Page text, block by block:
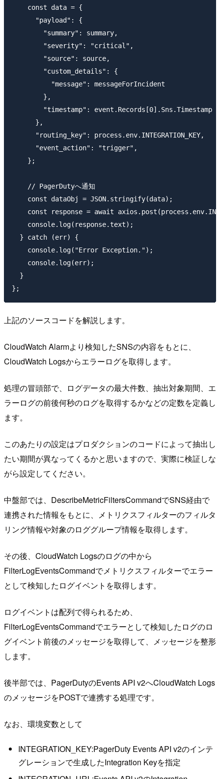
    const data = {
      "payload": {
        "summary": summary,
        "severity": "critical",
        "source": source,
        "custom_details": {
          "message": messageForIncident
        },
        "timestamp": event.Records[0].Sns.Timestamp
      },
      "routing_key": process.env.INTEGRATION_KEY,
      "event_action": "trigger",
    };
    // PagerDutyへ通知
    const dataObj = JSON.stringify(data);
const response = await
    console.log(response.text);
  } catch (err) {
    console.log("Error Exception.");
    console.log(err);
  }
上記のソースコードを解説します。
CloudWatch Alarmより検知したSNSの内容をもとに、
CloudWatch Logsからエラーログを取得します。
処理の冒頭部で、ログデータの最大件数、抽出対象期間、エ
ラーログの前後何秒のログを取得するかなどの定数を定義し
ます。
このあたりの設定はプロダクションのコードによって抽出し
たい期間が異なってくるかと思いますので、実際に検証しな
がら設定してください。
中盤部では、DescribeMetricFiltersCommandでSNS経由で
連携された情報をもとに、メトリクスフィルターのフィルタ
リング情報や対象のロググループ情報を取得します。
その後、CloudWatch Logsのログの中から
FilterLogEventsCommandでメトリクスフィルターでエラー
として検知したログイベントを取得します。
ログイベントは配列で得られるため、
FilterLogEventsCommandでエラーとして検知したログのロ
グイベント前後のメッセージを取得して、メッセージを整形
します。
後半部では、PagerDutyのEvents API v2へCloudWatch Logs
のメッセージをPOSTで連携する処理です。
なお、環境変数として
INTEGRATION_KEY:PagerDuty Events API v2のインテ
グレーションで生成したIntegration Keyを指定